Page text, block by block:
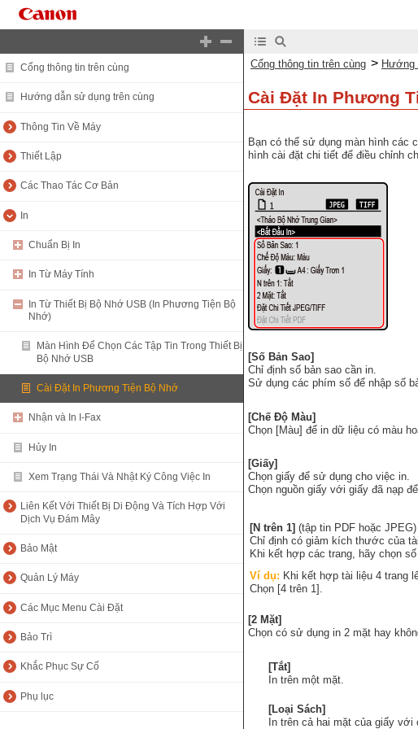
Cổng thông tin trên cùng
Hướng dẫn sử dụng trên cùng
Thông Tin Về Máy
Thiết Lập
Các Thao Tác Cơ Bản
In
Chuẩn Bị In
In Từ Máy Tính
In Từ Thiết Bị Bộ Nhớ USB (In Phương Tiện Bộ
Nhớ)
Màn Hình Để Chọn Các Tập Tin Trong Thiết Bị
Bộ Nhớ USB
Cài Đặt In Phương Tiện Bộ Nhớ
Nhận và In I-Fax
Hủy In
Xem Trạng Thái Và Nhật Ký Công Việc In
Liên Kết Với Thiết Bị Di Động Và Tích Hợp Với
Dịch Vụ Đám Mây
Bảo Mật
Quản Lý Máy
Các Mục Menu Cài Đặt
Bảo Trì
Khắc Phục Sự Cố
Phụ lục
Cổng thông tin trên cùng > Hướng
Cài Đặt In Phương
Bạn có thể sử dụng màn hình các
hình cài đặt chi tiết để điều chỉnh
[Số Bản Sao]
Chỉ định số bản sao cần in.
Sử dụng các phím số để nhập số
[Chế Độ Màu]
Chọn [Màu] để in dữ liệu có màu
[Giấy]
Chọn giấy để sử dụng cho việc in.
Chọn nguồn giấy với giấy đã nạp
[N trên 1] (tập tin PDF hoặc JPEG)
Chỉ định có giảm kích thước của
Khi kết hợp các trang, hãy chọn
Ví dụ: Khi kết hợp tài liệu 4 trang
Chọn [4 trên 1].
[2 Mặt]
Chọn có sử dụng in 2 mặt hay
[Tắt]
In trên một mặt.
[Loại Sách]
In trên cả hai mặt của giấy